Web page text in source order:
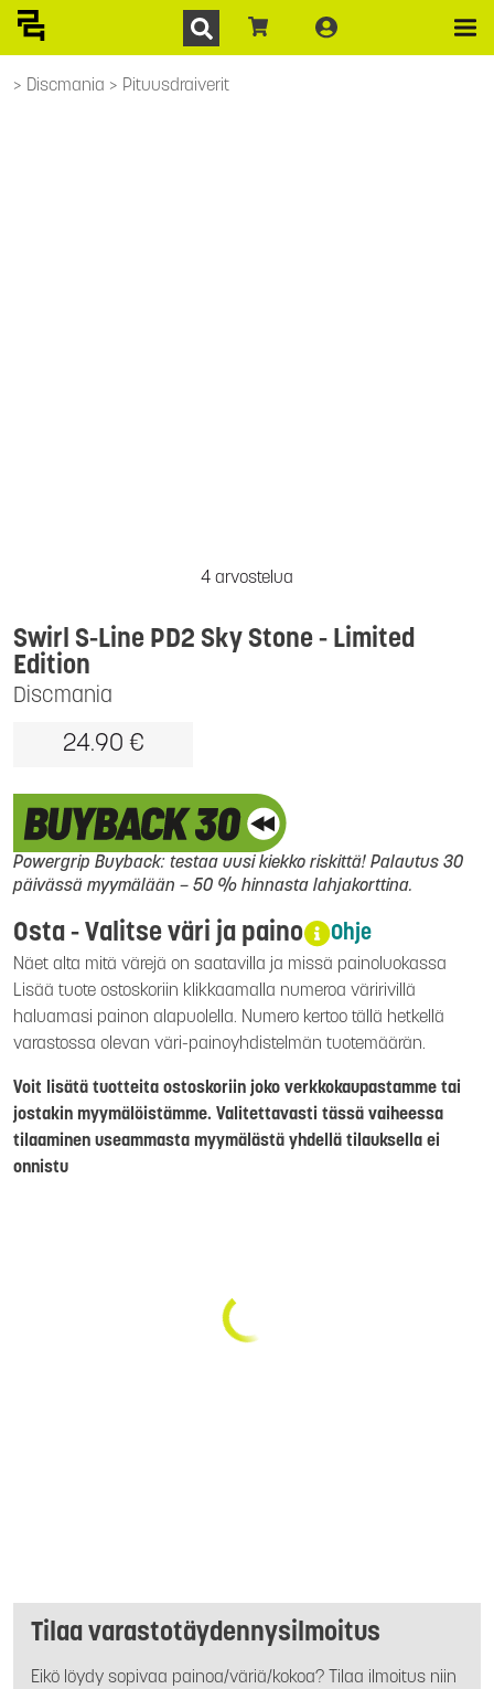
Discmania Pituusdraiverit
4 arvostelua
Discmania
Swirl S-Line PD2 Sky Stone - Limited
Edition
24.90 €
Powergrip Buyback: testaa uusi kiekko riskittä! Palautus 30
päivässä myymälään – 50 % hinnasta lahjakorttina.
Osta - Valitse väri ja paino Ohje
Näet alta mitä värejä on saatavilla ja missä painoluokassa
Lisää tuote ostoskoriin klikkaamalla numeroa väririvillä
haluamasi painon alapuolella. Numero kertoo tällä hetkellä
varastossa olevan väri-painoyhdistelmän tuotemäärän.
Voit lisätä tuotteita ostoskoriin joko verkkokaupastamme tai
jostakin myymälöistämme. Valitettavasti tässä vaiheessa
tilaaminen useammasta myymälästä yhdellä tilauksella ei
onnistu
Tilaa varastotäydennysilmoitus
Eikö löydy sopivaa painoa/väriä/kokoa? Tilaa ilmoitus niin